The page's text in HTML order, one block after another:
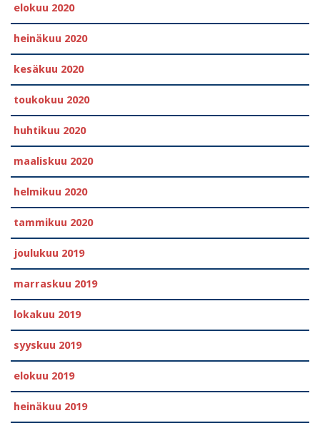
elokuu 2020
heinäkuu 2020
kesäkuu 2020
toukokuu 2020
huhtikuu 2020
maaliskuu 2020
helmikuu 2020
tammikuu 2020
joulukuu 2019
marraskuu 2019
lokakuu 2019
syyskuu 2019
elokuu 2019
heinäkuu 2019